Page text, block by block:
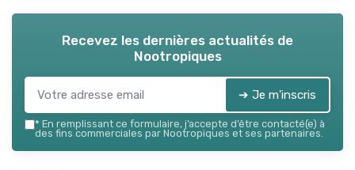
Recevez les dernières actualités de
Nootropiques
➔ Je m'inscris
* En remplissant ce formulaire, j’accepte d’être contacté(e) à
des fins commerciales par Nootropiques et ses partenaires.